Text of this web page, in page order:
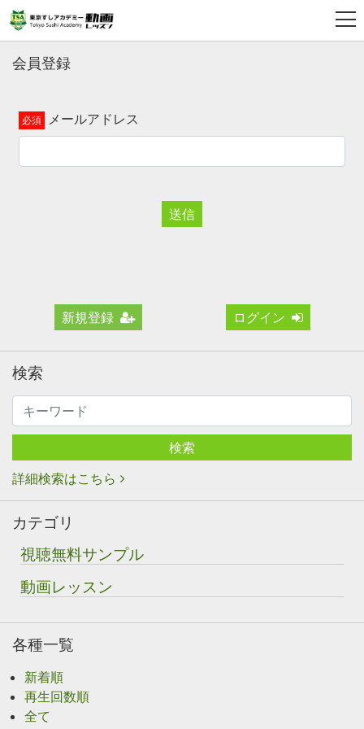
会員登録
メールアドレス
送信
新規登録 ログイン
検索
検索
詳細検索はこちら
カテゴリ
視聴無料サンプル
動画レッスン
各種一覧
新着順
再生回数順
全て